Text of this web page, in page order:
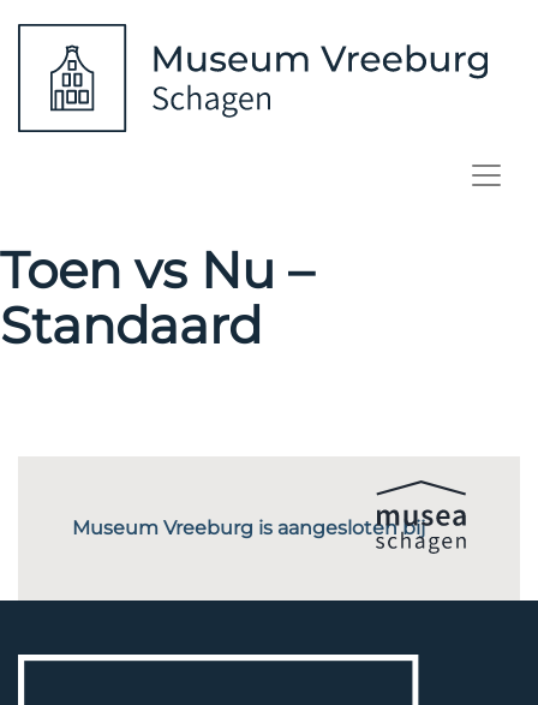
Toen vs Nu –
Standaard
Museum Vreeburg is aangesloten bij